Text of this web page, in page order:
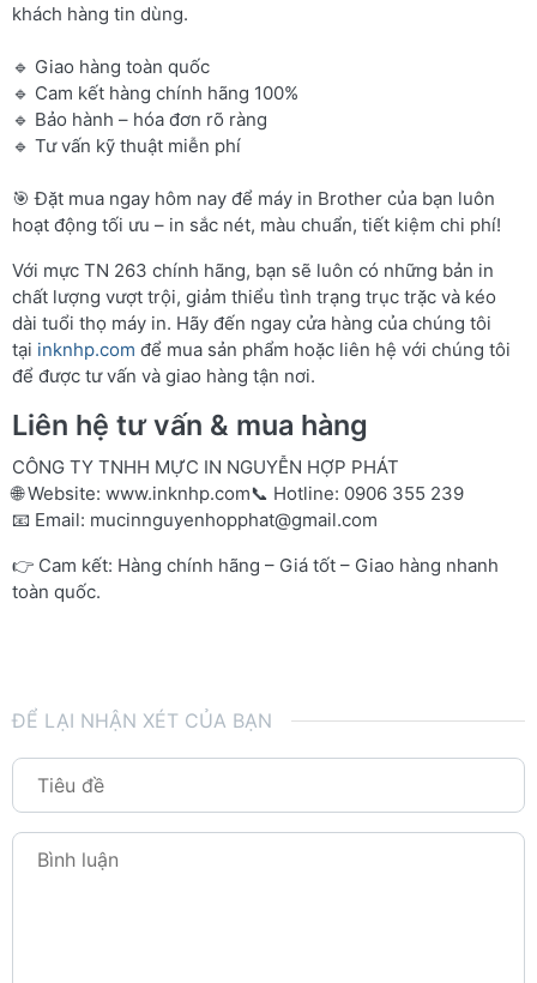
khách hàng tin dùng.
🔹 Giao hàng toàn quốc
🔹 Cam kết hàng chính hãng 100%
🔹 Bảo hành – hóa đơn rõ ràng
🔹 Tư vấn kỹ thuật miễn phí
🎯 Đặt mua ngay hôm nay để máy in Brother của bạn luôn
hoạt động tối ưu – in sắc nét, màu chuẩn, tiết kiệm chi phí!
Với mực TN 263 chính hãng, bạn sẽ luôn có những bản in
chất lượng vượt trội, giảm thiểu tình trạng trục trặc và kéo
dài tuổi thọ máy in. Hãy đến ngay cửa hàng của chúng tôi
tại inknhp.com để mua sản phẩm hoặc liên hệ với chúng tôi
để được tư vấn và giao hàng tận nơi.
Liên hệ tư vấn & mua hàng
CÔNG TY TNHH MỰC IN NGUYỄN HỢP PHÁT
🌐 Website: www.inknhp.com📞 Hotline: 0906 355 239
📧 Email: mucinnguyenhopphat@gmail.com
👉 Cam kết: Hàng chính hãng – Giá tốt – Giao hàng nhanh
toàn quốc.
ĐỂ LẠI NHẬN XÉT CỦA BẠN